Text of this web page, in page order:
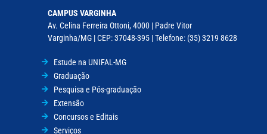
CAMPUS VARGINHA
Av. Celina Ferreira Ottoni, 4000 | Padre Vitor
Varginha/MG | CEP: 37048-395 | Telefone: (35) 3219 8628
Estude na UNIFAL-MG
Graduação
Pesquisa e Pós-graduação
Extensão
Concursos e Editais
Serviços